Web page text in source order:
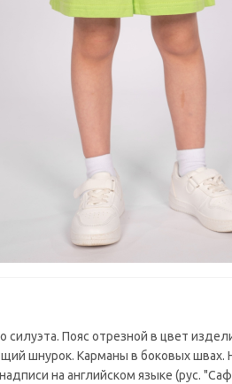
Пояс отрезной в цвет
шнурок. Карманы в боковых
на английском языке (рус.